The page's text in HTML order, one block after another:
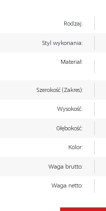
Rodzaj:
Styl wykonania:
Materiał:
Szerokość (Zakres):
Wysokość:
Głębokość:
Kolor:
Waga brutto:
Waga netto: